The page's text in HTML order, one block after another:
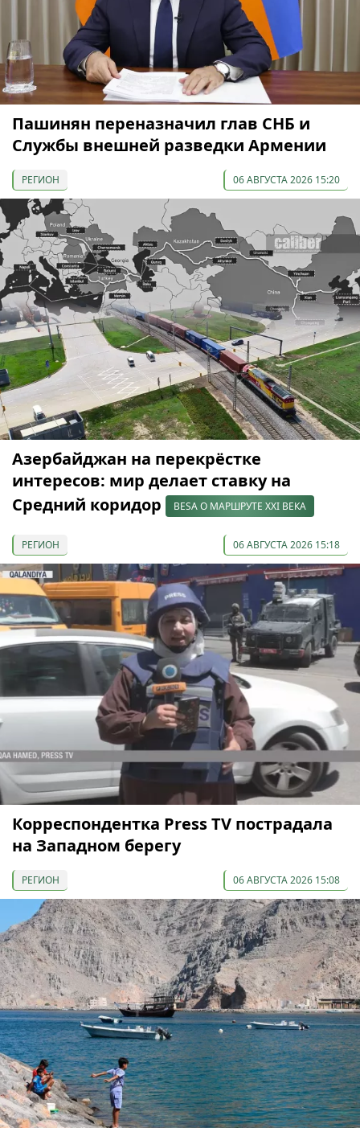
Пашинян переназначил глав СНБ и
Службы внешней разведки Армении
РЕГИОН 06 АВГУСТА 2026 15:20
Азербайджан на перекрёстке
интересов: мир делает ставку на
Средний коридор
BESA О МАРШРУТЕ XXI ВЕКА
РЕГИОН 06 АВГУСТА 2026 15:18
Корреспондентка Press TV пострадала
на Западном берегу
РЕГИОН 06 АВГУСТА 2026 15:08